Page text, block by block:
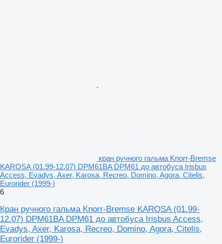
кран ручного гальма Knorr-Bremse
KAROSA (01.99-12.07) DPM61BA DPM61 до автобуса Irisbus
Access, Evadys, Axer, Karosa, Recreo, Domino, Agora, Citelis,
Eurorider (1999-)
6
Кран ручного гальма Knorr-Bremse KAROSA (01.99-
12.07) DPM61BA DPM61 до автобуса Irisbus Access,
Evadys, Axer, Karosa, Recreo, Domino, Agora, Citelis,
Eurorider (1999-)